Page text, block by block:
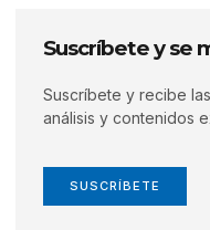
Suscríbete y se
Suscríbete y recibe
análisis y contenidos
SUSCRÍBETE